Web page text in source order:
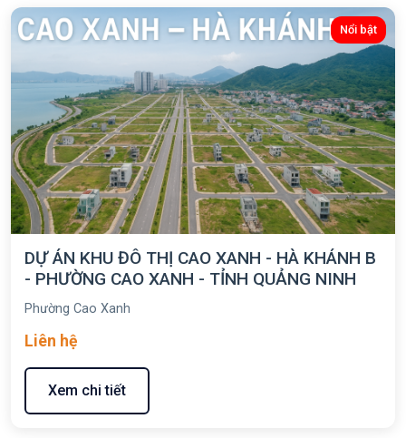
Nổi bật
DỰ ÁN KHU ĐÔ THỊ CAO XANH - HÀ KHÁNH B
- PHƯỜNG CAO XANH - TỈNH QUẢNG NINH
Phường Cao Xanh
Liên hệ
Xem chi tiết